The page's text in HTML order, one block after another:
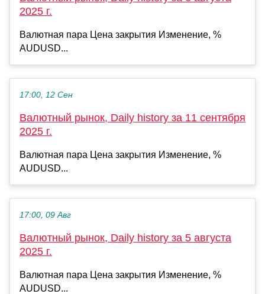
2025 г.
Валютная пара Цена закрытия Изменение, %
AUDUSD...
17:00, 12 Сен
Валютный рынок, Daily history за 11 сентября
2025 г.
Валютная пара Цена закрытия Изменение, %
AUDUSD...
17:00, 09 Авг
Валютный рынок, Daily history за 5 августа
2025 г.
Валютная пара Цена закрытия Изменение, %
AUDUSD...